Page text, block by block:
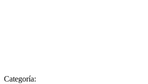
Categoría: